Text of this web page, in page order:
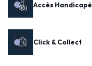
Accès Handicapé
Click & Collect